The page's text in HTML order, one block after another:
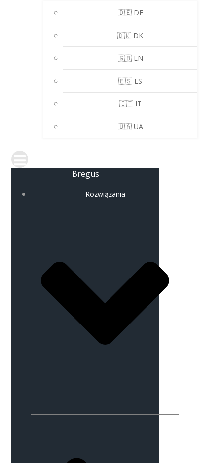
🇩🇪 DE
🇩🇰 DK
🇬🇧 EN
🇪🇸 ES
🇮🇹 IT
🇺🇦 UA
Bregus
Rozwiązania